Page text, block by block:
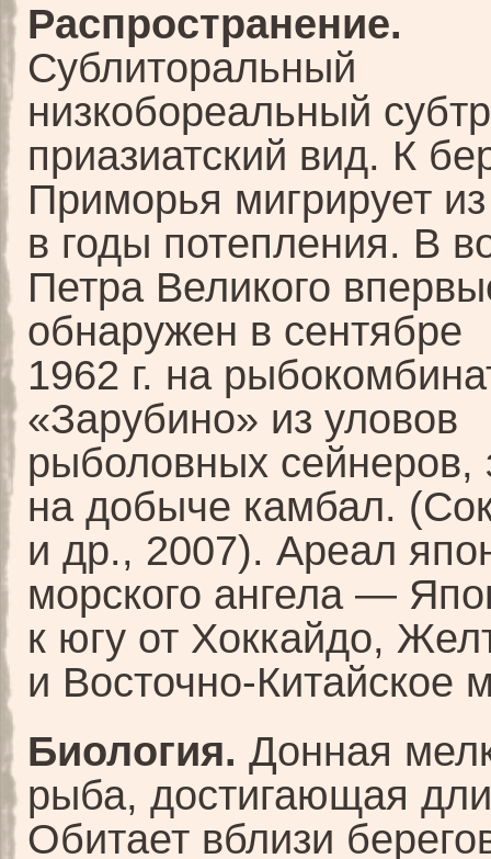
Распространение.
Сублиторальный
низкобореальный
приазиатский вид. К
Приморья мигрирует
в годы потепления. В
Петра Великого
обнаружен в сентябре
1962 г. на
«Зарубино» из уловов
рыболовных сейнеров,
на добыче камбал.
и др., 2007). Ареал
морского ангела —
к югу от Хоккайдо,
и Восточно-Китайское
Биология. Донная
рыба, достигающая
Обитает вблизи